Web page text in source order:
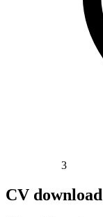
3
CV download